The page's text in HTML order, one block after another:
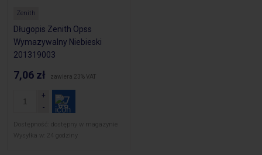
Zenith
Długopis Zenith Opss
Wymazywalny Niebieski
201319003
7,06 zł zawiera 23% VAT
Dostępność:
dostępny w magazynie
Wysyłka w:
24 godziny